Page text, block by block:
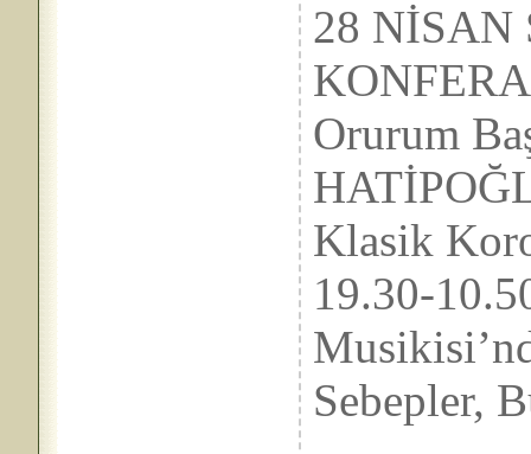
28
Orurum
Klasik
Sebepler,